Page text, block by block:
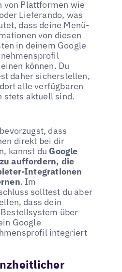
von Plattformen wie
Lieferando, was
dass deine Menü-
von diesen
in deinem Google
können. Du
daher sicherstellen,
alle verfügbaren
stets aktuell sind.
dass
direkt bei dir
kannst du Google
auffordern, die
Integrationen
. Im
solltest du aber
dass dein
über
Google
integriert